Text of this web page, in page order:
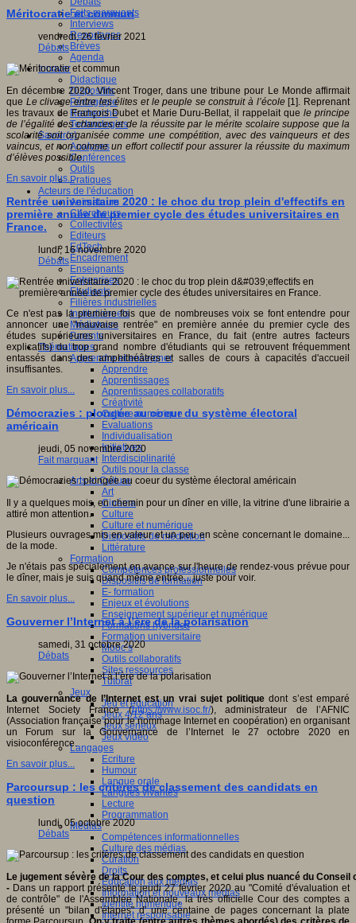
Faits marquants
Interviews
Reportages
Brèves
Agenda
Innover
Didactique
Dispositifs
Pédagogie
Recherche
Technologies
Savoir(s)
Analyses
Conférences
Outils
Pratiques
Acteurs de l'éducation
Animateurs
Chercheurs
Collectivités
Editeurs
EdTech
Encadrement
Enseignants
Entreprises
Etudiants
Filières industrielles
Institutionnels
Médiateurs
Parents
Thématiques
Apprendre et enseigner
Apprendre
Apprentissages
Apprentissages collaboratifs
Créativité
Culture numérique
Evaluations
Individualisation
Initiatives
Interdisciplinarité
Outils pour la classe
Arts et Culture
Art
Cinéma
Culture
Culture et numérique
Dispositifs de médiation
Littérature
Formation
Compétences professionnelles
Dispositifs de formation
E- formation
Enjeux et évolutions
Enseignement supérieur et numérique
Formations hybrides
Formation universitaire
Mooc’s
Outils collaboratifs
Sites ressources
Tutorat
Jeux
Jeu et éducation
Jeux 4/12 ans
Jeux sérieux
Jeux vidéo
Langages
Ecriture
Humour
Langue orale
Langues vivantes
Lecture
Programmation
Médias
Compétences informationnelles
Culture des médias
Curation
Droits
Education aux médias
Information et nouveaux médias
Identité numérique
Internet responsable
Méritocratie et commun
vendredi, 26 février 2021
Débats
En décembre 2020, Vincent Troger, dans une tribune pour Le Monde affirmait
que Le clivage entre les élites et le peuple se construit à l’école [1]. Reprenant
les travaux de François Dubet et Marie Duru-Bellat, il rappelait quele principe
de l’égalité des chances et de la réussite par le mérite scolaire suppose que la
scolarité soit organisée comme une compétition, avec des vainqueurs et des
vaincus, et non comme un effort collectif pour assurer la réussite du maximum
d’élèves possible.
En savoir plus...
Rentrée universitaire 2020 : le choc du trop plein d'effectifs en
première année de premier cycle des études universitaires en
France.
lundi, 16 novembre 2020
Débats
Ce n'est pas la première fois que de nombreuses voix se font entendre pour
annoncer une "mauvaise rentrée" en première année du premier cycle des
études supérieures universitaires en France, du fait (entre autres facteurs
explicatifs) du trop grand nombre d'étudiants qui se retrouvent fréquemment
entassés dans des amphithéâtres et salles de cours à capacités d'accueil
insuffisantes.
En savoir plus...
Démocrazies : plongée au coeur du système électoral
américain
jeudi, 05 novembre 2020
Fait marquant
Il y a quelques mois, en chemin pour un dîner en ville, la vitrine d'une librairie a
attiré mon attention.
Plusieurs ouvrages mis en valeur et un peu en scène concernant le domaine...
de la mode.
Je n'étais pas spécialement en avance sur l'heure de rendez-vous prévue pour
le dîner, mais je suis quand même entrée... juste pour voir.
En savoir plus...
Gouverner l’Internet à l’ère de la polarisation
samedi, 31 octobre 2020
Débats
La gouvernance de l’Internet est un vrai sujet politiquedont s’est emparé
Internet Society France (https://www.isoc.fr/), administrateur de l’AFNIC
(Association française pour le nommage Internet en coopération) en organisant
un Forum sur la Gouvernance de l’Internet le 27 octobre 2020 en
visioconférence.
En savoir plus...
Parcoursup : les critères de classement des candidats en
question
lundi, 05 octobre 2020
Débats
Le jugement sévère de la Cour des comptes, et celui plus nuancé du Conseil
- Dans un rapport présenté le jeudi 27 février 2020 au "Comité d'évaluation et
de contrôle" de l'Assemblée Nationale, la très officielle Cour des comptes a
présenté un "bilan d'étapes" d' une centaine de pages concernant la plate